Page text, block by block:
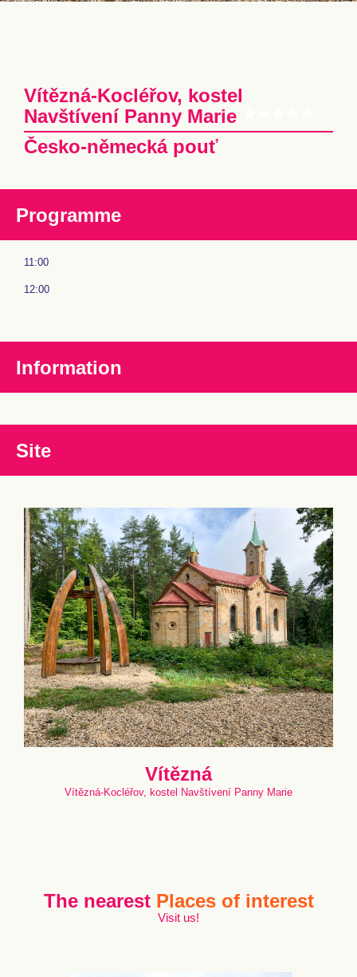
Vítězná-Kocléřov, kostel
Navštívení Panny Marie
Česko-německá pouť
Programme
11:00
12:00
Information
Site
Vítězná
Vítězná-Kocléřov, kostel Navštívení Panny Marie
The nearest Places of interest
Visit us!